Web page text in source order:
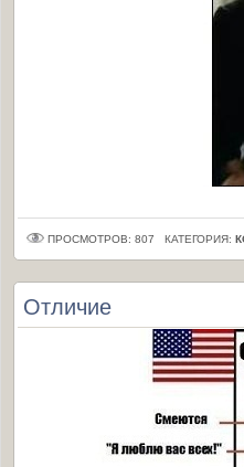
ПРОСМОТРОВ: 807 КАТЕГОРИЯ:
Отличие